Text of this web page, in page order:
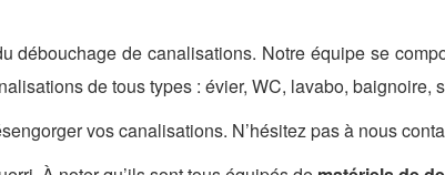
de canalisations. Notre équipe se
de tous types : évier, WC, lavabo, baignoire,
vos canalisations. N’hésitez pas à nous